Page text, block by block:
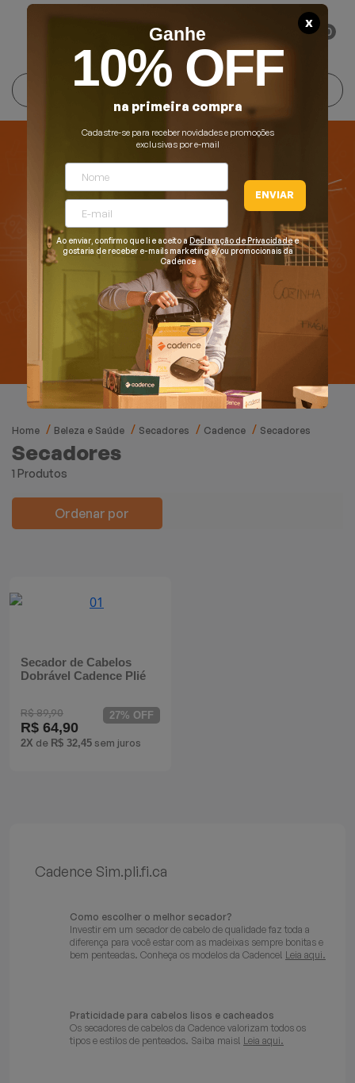
0
Home Beleza e Saúde Secadores Cadence Secadores
Secadores
1 Produtos
Ordenar por
Secador de Cabelos
Dobrável Cadence Plié
R$ 89,90
R$ 64,90
2X de R$ 32,45 sem juros
27% OFF
Cadence Sim.pli.fi.ca
Como escolher o melhor secador?
Investir em um secador de cabelo de qualidade faz toda a
diferença para você estar com as madeixas sempre bonitas e
bem penteadas. Conheça os modelos da Cadence! Leia aqui.
Praticidade para cabelos lisos e cacheados
Os secadores de cabelos da Cadence valorizam todos os
tipos e estilos de penteados. Saiba mais! Leia aqui.
X
Ganhe
10% OFF
na primeira compra
Cadastre-se para receber novidades e promoções
exclusivas por e-mail
ENVIAR
Ao enviar, confirmo que li e aceito aDeclaração de Privacidadee
gostaria de receber e-mails marketing e/ou promocionais da
Cadence
Cozinha
Blenders
Liquidificadores
Grills e Sanduicheiras
Chaleiras Elétricas
Mixers
Processadores
Máquina de Waffle
Batedeiras
Lar
Ferros e Passadeiras
Conforto Térmico
Aquecedores
Climatizadores
Ventiladores
Cuidados Pessoais
Escovas Secadoras
Secadores
Cortadores de Cabelo
Pranchas